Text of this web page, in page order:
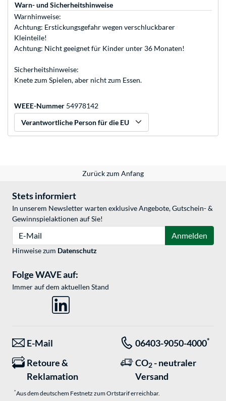
Warn- und Sicherheitshinweise
Warnhinweise:
Achtung: Erstickungsgefahr wegen verschluckbarer
Kleinteile!
Achtung: Nicht geeignet für Kinder unter 36 Monaten!
Sicherheitshinweise:
Knete zum Spielen, aber nicht zum Essen.
WEEE-Nummer 54978142
Verantwortliche Person für die EU
Zurück zum Anfang
Stets informiert
In unserem Newsletter warten exklusive Angebote, Gutschein- &
Gewinnspielaktionen auf Sie!
Anmelden
Hinweise zum Datenschutz
Folge WAVE auf:
Immer auf dem aktuellen Stand
E-Mail 06403-9050-4000*
Retoure &
Reklamation
CO2 - neutraler
Versand
*Aus dem deutschem Festnetz zum Ortstarif erreichbar.